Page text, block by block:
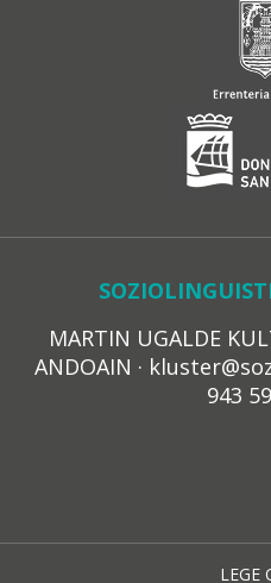
MARTIN UGALDE
ANDOAIN ·
943
LEGE